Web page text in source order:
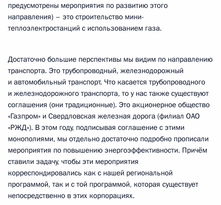
предусмотрены мероприятия по развитию этого
направления) – это строительство мини-
теплоэлектростанций с использованием газа.
Достаточно большие перспективы мы видим по направлению
транспорта. Это трубопроводный, железнодорожный
и автомобильный транспорт. Что касается трубопроводного
и железнодорожного транспорта, то у нас также существуют
соглашения (они традиционные). Это акционерное общество
«Газпром» и Свердловская железная дорога (филиал ОАО
«РЖД»). В этом году, подписывая соглашение с этими
монополиями, мы отдельно достаточно подробно прописали
мероприятия по повышению энергоэффективности. Причём
ставили задачу, чтобы эти мероприятия
корреспондировались как с нашей региональной
программой, так и с той программой, которая существует
непосредственно в этих корпорациях.